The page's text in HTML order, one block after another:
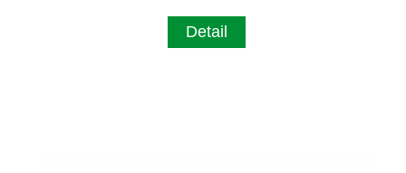
Detail